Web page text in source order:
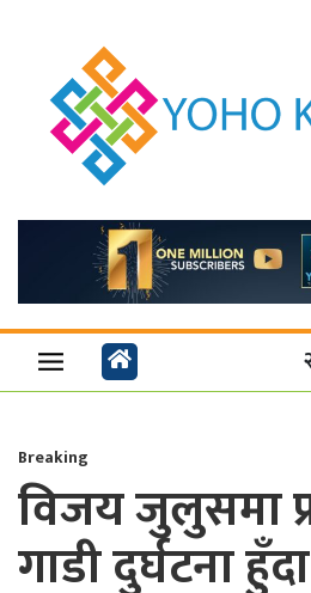
Breaking
विजय जुलुसमा
गाडी दुर्घटना